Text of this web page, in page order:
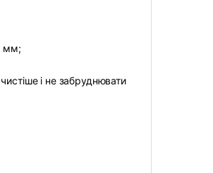
мм;
і не забруднювати